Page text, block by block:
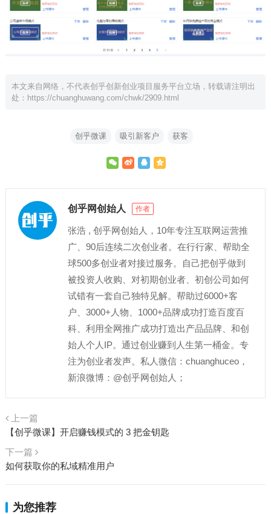
本文来自网络，不代表创乎创新创业项目服务平台立场，转载请注明出
处： https://chuanghuwang.com/chwk/2909.html
创乎微课 吸引新客户 获客
创乎网创始人 作者
张浩 , 创乎网创始人，10年专注互联网运营推
广、90后连续二次创业者。在行行家、帮助全
球500多创业者对接过服务。自己把创乎做到
被投资人收购、对初期创业者、初创公司如何
试错有一套自己独特见解。帮助过6000+客
户、3000+人物、1000+品牌成功打造百度百
科、利用全网推广成功打造出产品品牌、和创
始人个人IP。通过创业赚到人生第一桶金。专
注为创业者发声。私人微信：chuanghuceo，
新浪微博：@创乎网创始人；
上一篇
【创乎微课】开启赚钱模式的 3 把金钥匙
下一篇
如何获取你的私域精准用户
为您推荐